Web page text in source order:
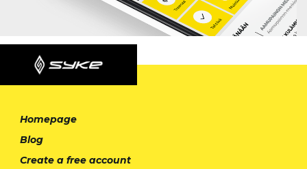
Homepage
Blog
Create a free account